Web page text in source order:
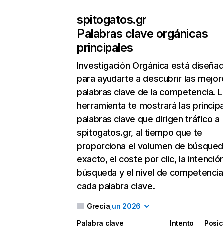
spitogatos.gr
Palabras clave orgánicas
principales
Investigación Orgánica está
para ayudarte a descubrir las
palabras clave de la competencia.
herramienta te mostrará las
palabras clave que dirigen tráfico a
spitogatos.gr, al tiempo que te
proporciona el volumen de
exacto, el coste por clic, la
búsqueda y el nivel de
cada palabra clave.
Greciajun 2026
Palabra clave Intento